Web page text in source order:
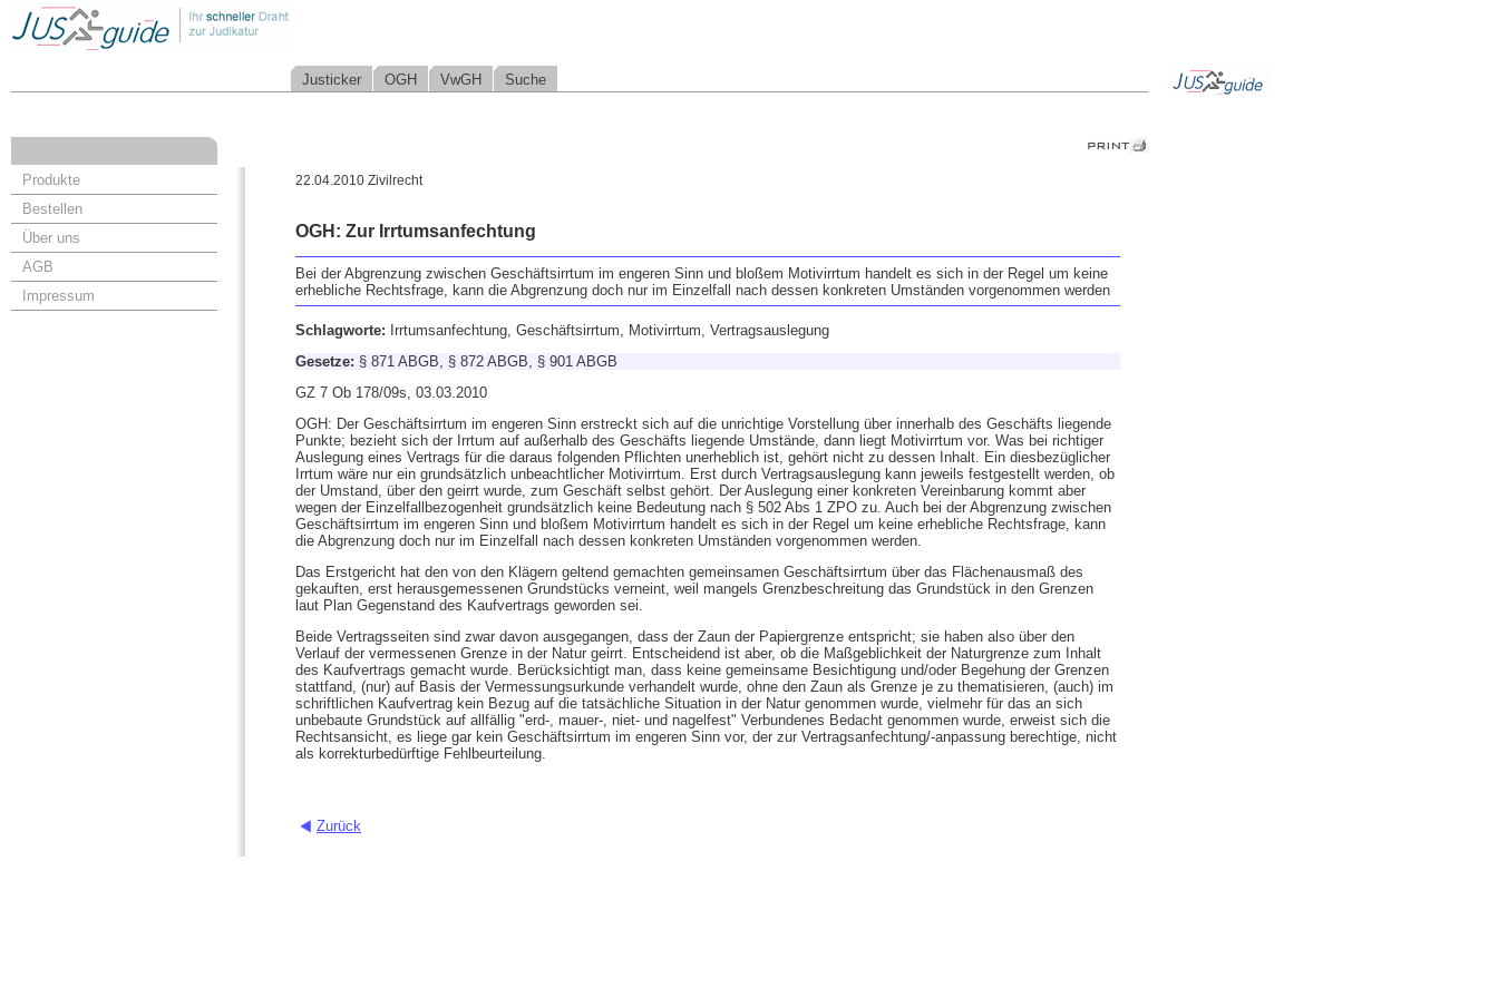
Justicker OGH VwGH Suche
Produkte
Bestellen
Über uns
AGB
Impressum
22.04.2010 Zivilrecht
OGH: Zur Irrtumsanfechtung
Bei der Abgrenzung zwischen Geschäftsirrtum im engeren Sinn und bloßem Motivirrtum handelt es sich in der Regel um keine
erhebliche Rechtsfrage, kann die Abgrenzung doch nur im Einzelfall nach dessen konkreten Umständen vorgenommen werden
Schlagworte: Irrtumsanfechtung, Geschäftsirrtum, Motivirrtum, Vertragsauslegung
Gesetze: § 871 ABGB, § 872 ABGB, § 901 ABGB
GZ 7 Ob 178/09s, 03.03.2010
OGH: Der Geschäftsirrtum im engeren Sinn erstreckt sich auf die unrichtige Vorstellung über innerhalb des Geschäfts liegende
Punkte; bezieht sich der Irrtum auf außerhalb des Geschäfts liegende Umstände, dann liegt Motivirrtum vor. Was bei richtiger
Auslegung eines Vertrags für die daraus folgenden Pflichten unerheblich ist, gehört nicht zu dessen Inhalt. Ein diesbezüglicher
Irrtum wäre nur ein grundsätzlich unbeachtlicher Motivirrtum. Erst durch Vertragsauslegung kann jeweils festgestellt werden, ob
der Umstand, über den geirrt wurde, zum Geschäft selbst gehört. Der Auslegung einer konkreten Vereinbarung kommt aber
wegen der Einzelfallbezogenheit grundsätzlich keine Bedeutung nach § 502 Abs 1 ZPO zu. Auch bei der Abgrenzung zwischen
Geschäftsirrtum im engeren Sinn und bloßem Motivirrtum handelt es sich in der Regel um keine erhebliche Rechtsfrage, kann
die Abgrenzung doch nur im Einzelfall nach dessen konkreten Umständen vorgenommen werden.
Das Erstgericht hat den von den Klägern geltend gemachten gemeinsamen Geschäftsirrtum über das Flächenausmaß des
gekauften, erst herausgemessenen Grundstücks verneint, weil mangels Grenzbeschreitung das Grundstück in den Grenzen
laut Plan Gegenstand des Kaufvertrags geworden sei.
Beide Vertragsseiten sind zwar davon ausgegangen, dass der Zaun der Papiergrenze entspricht; sie haben also über den
Verlauf der vermessenen Grenze in der Natur geirrt. Entscheidend ist aber, ob die Maßgeblichkeit der Naturgrenze zum Inhalt
des Kaufvertrags gemacht wurde. Berücksichtigt man, dass keine gemeinsame Besichtigung und/oder Begehung der Grenzen
stattfand, (nur) auf Basis der Vermessungsurkunde verhandelt wurde, ohne den Zaun als Grenze je zu thematisieren, (auch) im
schriftlichen Kaufvertrag kein Bezug auf die tatsächliche Situation in der Natur genommen wurde, vielmehr für das an sich
unbebaute Grundstück auf allfällig "erd-, mauer-, niet- und nagelfest" Verbundenes Bedacht genommen wurde, erweist sich die
Rechtsansicht, es liege gar kein Geschäftsirrtum im engeren Sinn vor, der zur Vertragsanfechtung/-anpassung berechtige, nicht
als korrekturbedürftige Fehlbeurteilung.
Zurück